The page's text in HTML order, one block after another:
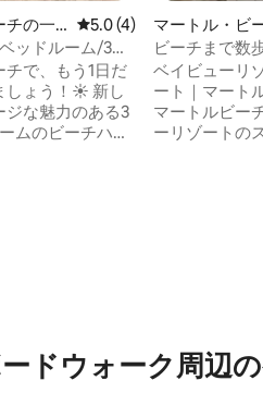
評価
チの一
レビュー4件、5つ星中
5.0 (4)
ッドルーム/3バ
グジー付き-11名
チで、もう1日だ
しょう！☀️ 新し
ジな魅力のある3
ムのビーチハウ
での休暇が待っ
マートル・ビ
ニアム
ビーチまで数
View Resort
ベイビューリ
ート｜マート
マートルビー
ーリゾートの
ゴルフ、ショ
トラクション
ドウォーク周⁠辺⁠